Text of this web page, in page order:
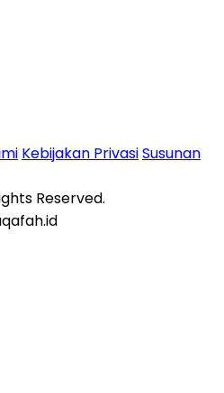
Kebijakan PrivasiSusunan
Reserved.